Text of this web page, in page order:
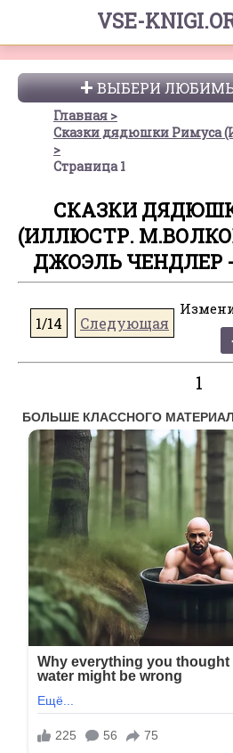
VSE-
ВЫБЕРИ
Главная
Сказки дядюшки Римуса
Страница 1
СКАЗКИ
(ИЛЛЮСТР.
ДЖОЭЛЬ ЧЕНДЛЕР
1/14 Следующая
1